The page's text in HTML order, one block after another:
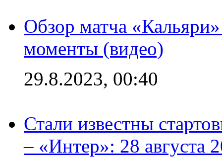
Обзор матча
моменты (видео)
29.8.2023, 00:40
Стали известны
– «Интер»: 28 августа